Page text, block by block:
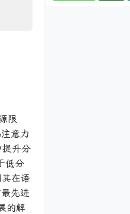
限
意力
升分
低分
在语
先进
的解